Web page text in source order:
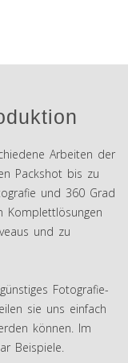
Arbeiten der
Packshot bis zu
und 360 Grad
Komplettlösungen
und zu
Fotografie-
sie uns einfach
können. Im
Beispiele.